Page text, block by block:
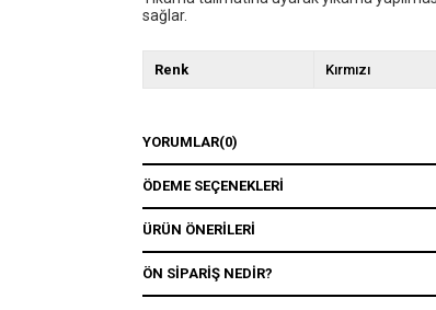
sağlar.
Renk Kırmızı
YORUMLAR(0)
ÖDEME SEÇENEKLERI
ÜRÜN ÖNERILERI
ÖN SIPARIŞ NEDIR?